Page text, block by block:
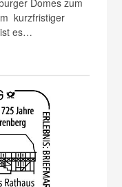
Domes zum
kurzfristiger
ist es…